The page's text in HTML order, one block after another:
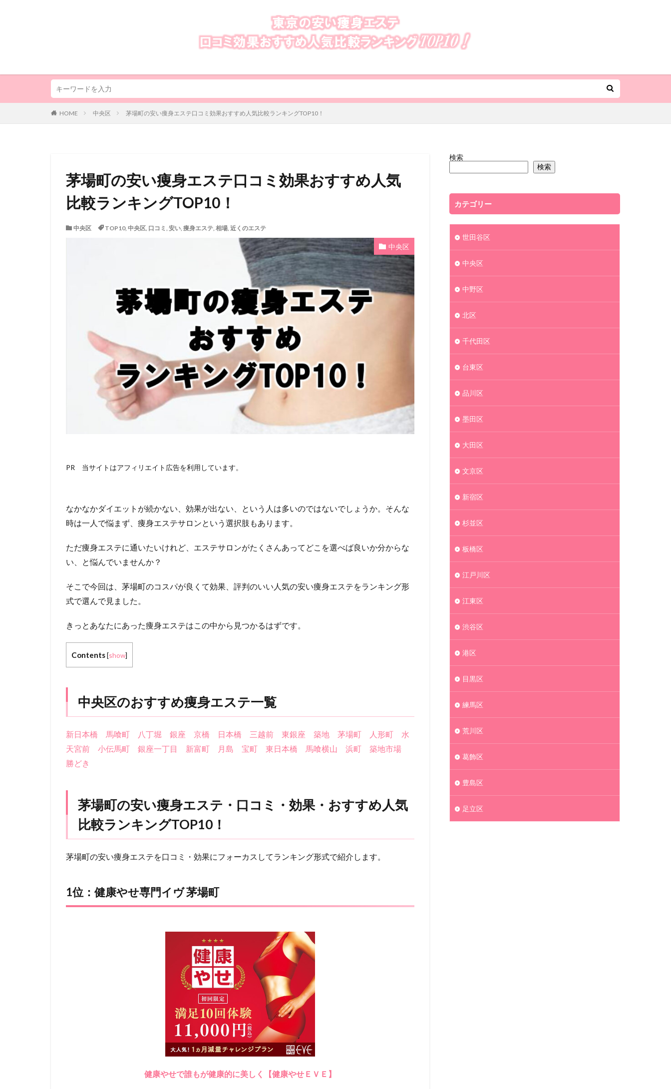
HOME 中央区 茅場町の安い痩身エステ口コミ効果おすすめ人気比較ランキングTOP10！
茅場町の安い痩身エステ口コミ効果おすすめ人気
比較ランキングTOP10！
中央区 TOP10, 中央区, 口コミ , 安い, 痩身エステ, 相場, 近くのエステ
中央区
PR 当サイトはアフィリエイト広告を利用しています。
なかなかダイエットが続かない、効果が出ない、という人は多いのではないでしょうか。そんな
時は一人で悩まず、痩身エステサロンという選択肢もあります。
ただ痩身エステに通いたいけれど、エステサロンがたくさんあってどこを選べば良いか分からな
い、と悩んでいませんか？
そこで今回は、茅場町のコスパが良くて効果、評判のいい人気の安い痩身エステをランキング形
式で選んで見ました。
きっとあなたにあった痩身エステはこの中から見つかるはずです。
Contents[show]
中央区のおすすめ痩身エステ一覧
新日本橋 馬喰町 八丁堀 銀座 京橋 日本橋 三越前 東銀座 築地 茅場町 人形町
水
天宮前
小伝馬町 銀座一丁目 新富町 月島 宝町 東日本橋 馬喰横山 浜町
築地市場
勝どき
茅場町の安い痩身エステ・口コミ・効果・おすすめ人気
比較ランキングTOP10！
茅場町の安い痩身エステを口コミ・効果にフォーカスしてランキング形式で紹介します。
1位：健康やせ専門イヴ 茅場町
健康やせで誰もが健康的に美しく【健康やせＥＶＥ】
検索
検索
カテゴリー
世田谷区
中央区
中野区
北区
千代田区
台東区
品川区
墨田区
大田区
文京区
新宿区
杉並区
板橋区
江戸川区
江東区
渋谷区
港区
目黒区
練馬区
荒川区
葛飾区
豊島区
足立区